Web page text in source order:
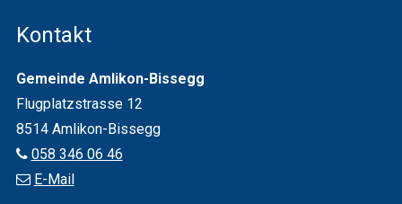
Footer
Kontakt
Gemeinde Amlikon-Bissegg
Flugplatz­strasse 12
8514 Amlikon-Bissegg
058 346 06 46
E-Mail